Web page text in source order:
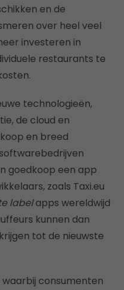
en de
over heel veel
investeren in
restaurants te
technologieën,
de cloud en
en breed
goedkoop een app
zoals Taxi.eu
labelapps wereldwijd
kunnen dan
tot de nieuwste
consumenten